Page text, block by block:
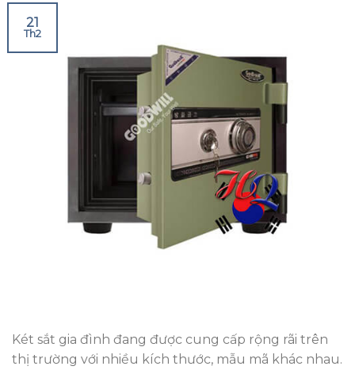
21
Th2
Két sắt gia đình đang được cung cấp rộng rãi trên
thị trường với nhiều kích thước, mẫu mã khác nhau.